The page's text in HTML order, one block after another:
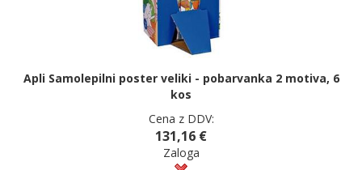
Apli Samolepilni poster veliki - pobarvanka 2 motiva, 6
kos
Cena z DDV:
131,16 €
Zaloga